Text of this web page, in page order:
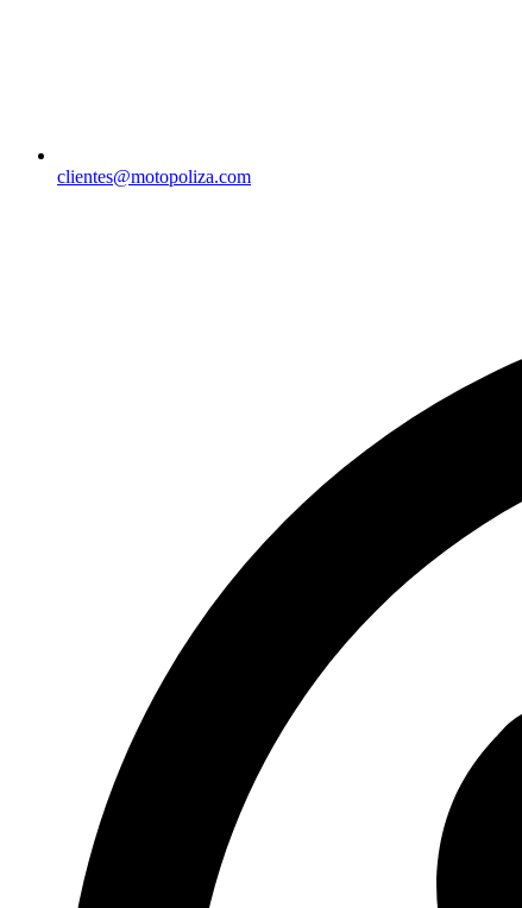
clientes@motopoliza.com